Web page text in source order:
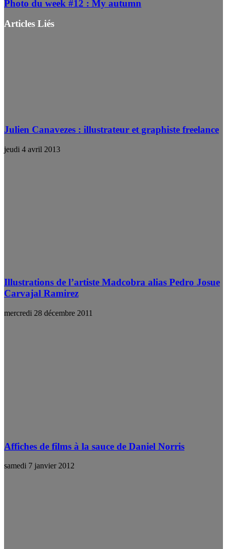
Photo du week #12 : My autumn
Articles Liés
Julien Canavezes : illustrateur et graphiste freelance
jeudi 4 avril 2013
Illustrations de l’artiste Madcobra alias Pedro Josue
Carvajal Ramirez
mercredi 28 décembre 2011
Affiches de films à la sauce de Daniel Norris
samedi 7 janvier 2012